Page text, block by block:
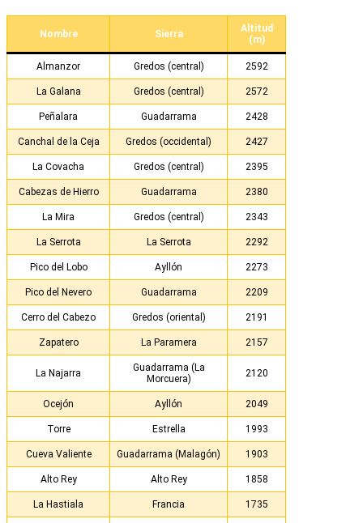
Nombre Sierra
Altitud
(m)
Almanzor Gredos (central) 2592
La Galana Gredos (central) 2572
Peñalara Guadarrama 2428
Canchal de la Ceja Gredos (occidental) 2427
La Covacha Gredos (central) 2395
Cabezas de Hierro Guadarrama 2380
La Mira Gredos (central) 2343
La Serrota La Serrota 2292
Pico del Lobo Ayllón 2273
Pico del Nevero Guadarrama 2209
Cerro del Cabezo Gredos (oriental) 2191
Zapatero La Paramera 2157
La Najarra
Guadarrama (La
Morcuera)
2120
Ocejón Ayllón 2049
Torre Estrella 1993
Cueva Valiente Guadarrama (Malagón) 1903
Alto Rey Alto Rey 1858
La Hastiala Francia 1735